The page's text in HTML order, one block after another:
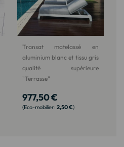
Transat matelassé en
aluminium blanc et tissu gris
qualité supérieure
"Terrasse"
977,50 €
2,50 €